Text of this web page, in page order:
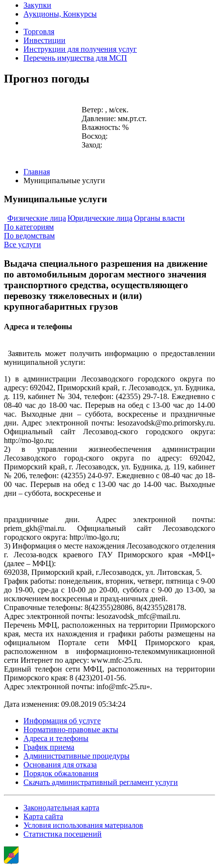
Закупки
Аукционы, Конкурсы
Торговля
Инвестиции
Инструкции для получения услуг
Перечень имущества для МСП
Прогноз погоды
Ветер: , м/сек.
Давление: мм.рт.ст.
Влажность: %
Восход:
Заход:
Главная
Муниципальные услуги
Муниципальные услуги
Физические лица Юридические лица Органы власти
По категориям
По ведомствам
Все услуги
Выдача специального разрешения на движение
по автомобильным дорогам местного значения
транспортного средства, осуществляющего
перевозку тяжеловесных и (или)
крупногабаритных грузов
Адреса и телефоны
Заявитель может получить информацию о предоставлении
муниципальной услуги:
1) в администрации Лесозаводского городского округа по
адресу: 692042, Приморский край, г. Лесозаводск, ул. Будника,
д. 119, кабинет № 304, телефон: (42355) 29-7-18. Ежедневно с
08-40 час до 18-00 час. Перерыв на обед с 13-00 час до 14-00
час. Выходные дни – суббота, воскресенье и праздничные
дни. Адрес электронной почты: lesozavodsk@mo.primorsky.ru.
Официальный сайт Лесозавод-ского городского округа:
http://mo-lgo.ru;
2) в управлении жизнеобеспечения администрации
Лесозаводского город-ского округа по адресу: 692042,
Приморский край, г. Лесозаводск, ул. Будника, д. 119, кабинет
№ 206, телефон: (42355) 24-0-97. Ежедневно с 08-40 час до 18-
00 час. Перерыв на обед с 13-00 час до 14-00 час. Выходные
дни – суббота, воскресенье и
праздничные дни. Адрес электронной почты:
priem_gkh@mai.ru. Официальный сайт Лесозаводского
городского округа: http://mo-lgo.ru;
3) Информация о месте нахождения Лесозаводского отделения
г. Лесоза-водск краевого ГАУ Приморского края «МФЦ»
(далее – МФЦ):
692038, Приморский край, г.Лесозаводск, ул. Литовская, 5.
График работы: понедельник, вторник, четверг, пятница с 9-00
до 19-00, сре-да с 10-00 до 20-00, суббота с 9-00 до 13-00, за
исключением воскресенья и празд-ничных дней.
Справочные телефоны: 8(42355)28086, 8(42355)28178.
Адрес электронной почты: lesozavodsk_mfc@mail.ru.
Перечень МФЦ, расположенных на территории Приморского
края, места их нахождения и графики работы размещены на
официальном Портале сети МФЦ Приморского края,
расположенном в информационно-телекоммуникационной
сети Интернет по адресу: www.mfc-25.ru.
Единый телефон сети МФЦ, расположенных на территории
Приморского края: 8 (423)201-01-56.
Адрес электронной почты: info@mfc-25.ru».
Дата изменения: 09.08.2019 05:34:24
Информация об услуге
Нормативно-правовые акты
Адреса и телефоны
График приема
Административные процедуры
Основания для отказа
Порядок обжалования
Скачать административный регламент услуги
Законодательная карта
Карта сайта
Условия использования материалов
Статистика посещений